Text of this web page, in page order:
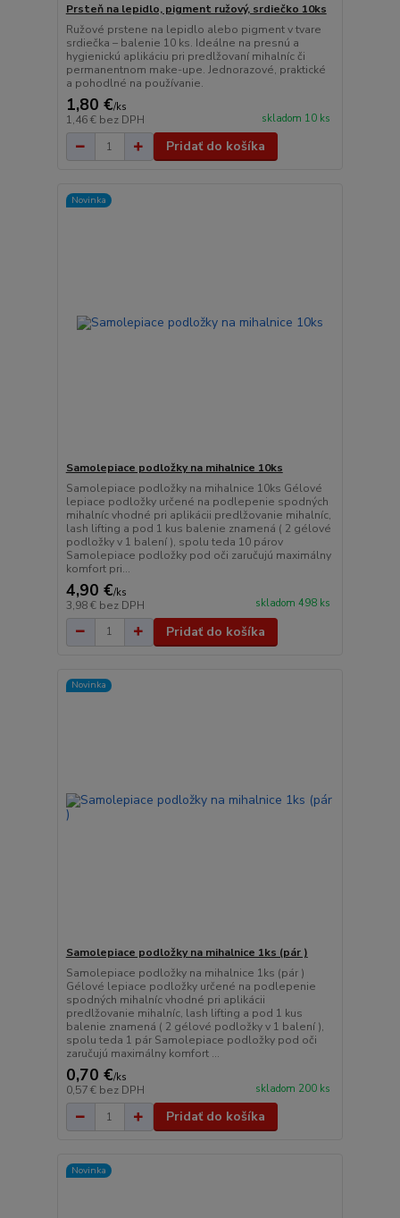
Prsteň na lepidlo, pigment ružový, srdiečko 10ks
Ružové prstene na lepidlo alebo pigment v tvare
srdiečka – balenie 10 ks. Ideálne na presnú a
hygienickú aplikáciu pri predlžovaní mihalníc či
permanentnom make-upe. Jednorazové, praktické
a pohodlné na používanie.
1,80 €/ks
1,46 € bez DPH skladom 10 ks
Pridať do košíka
Novinka
Samolepiace podložky na mihalnice 10ks
Samolepiace podložky na mihalnice 10ks Gélové
lepiace podložky určené na podlepenie spodných
mihalníc vhodné pri aplikácii predlžovanie mihalníc,
lash lifting a pod 1 kus balenie znamená ( 2 gélové
podložky v 1 balení ), spolu teda 10 párov
Samolepiace podložky pod oči zaručujú maximálny
komfort pri...
4,90 €/ks
3,98 € bez DPH skladom 498 ks
Pridať do košíka
Novinka
Samolepiace podložky na mihalnice 1ks (pár )
Samolepiace podložky na mihalnice 1ks (pár )
Gélové lepiace podložky určené na podlepenie
spodných mihalníc vhodné pri aplikácii
predlžovanie mihalníc, lash lifting a pod 1 kus
balenie znamená ( 2 gélové podložky v 1 balení ),
spolu teda 1 pár Samolepiace podložky pod oči
zaručujú maximálny komfort ...
0,70 €/ks
0,57 € bez DPH skladom 200 ks
Pridať do košíka
Novinka